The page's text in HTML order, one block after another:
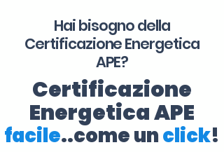
Hai bisogno della
Certificazione Energetica
APE?
Certificazione
Energetica APE
facile..come unclick!